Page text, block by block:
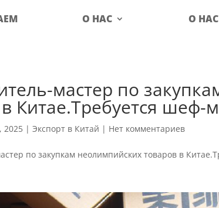
О НАС О
мастер по
Китае.Требуется шеф-
2025 |Экспорт в Китай | Нет комментариев